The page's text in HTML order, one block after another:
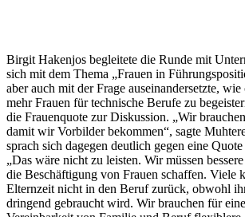
Birgit Hakenjos begleitete die Runde mit
sich mit dem Thema „Frauen in
aber auch mit der Frage auseinandersetzte,
mehr Frauen für technische Berufe zu
die Frauenquote zur Diskussion. „Wir
damit wir Vorbilder bekommen“, sagte
sprach sich dagegen deutlich gegen eine
„Das wäre nicht zu leisten. Wir müssen
die Beschäftigung von Frauen schaffen. Viele
Elternzeit nicht in den Beruf zurück, obwohl
dringend gebraucht wird. Wir brauchen für